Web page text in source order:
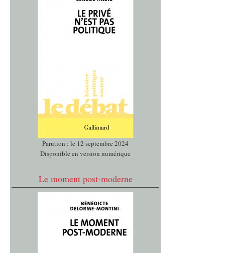
Parution : le 12 septembre 2024
Disponible en version numérique
Le moment post-moderne